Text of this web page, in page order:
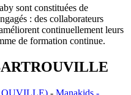
sont constituées de
: des collaborateurs
continuellement leurs
de formation continue.
- Manakids -